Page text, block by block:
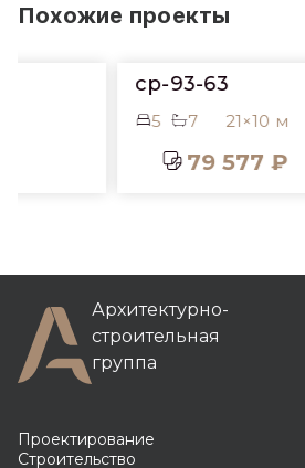
Похожие проекты
cp-93-63
7 21×10 м 381
79 577 ₽
Архитектурно-
строительная
группа
Проектирование
Строительство